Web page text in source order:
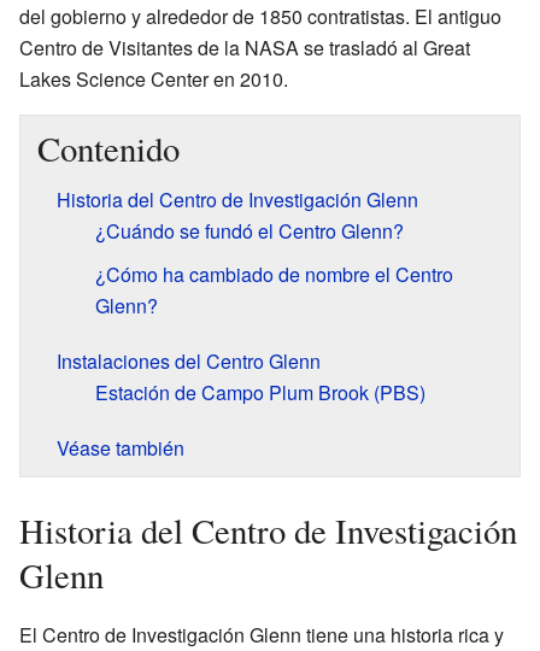
del gobierno y alrededor de 1850 contratistas. El antiguo
Centro de Visitantes de la NASA se trasladó al Great
Lakes Science Center en 2010.
Contenido
Historia del Centro de Investigación Glenn
¿Cuándo se fundó el Centro Glenn?
¿Cómo ha cambiado de nombre el Centro
Glenn?
Instalaciones del Centro Glenn
Estación de Campo Plum Brook (PBS)
Véase también
Historia del Centro de Investigación
Glenn
El Centro de Investigación Glenn tiene una historia rica y